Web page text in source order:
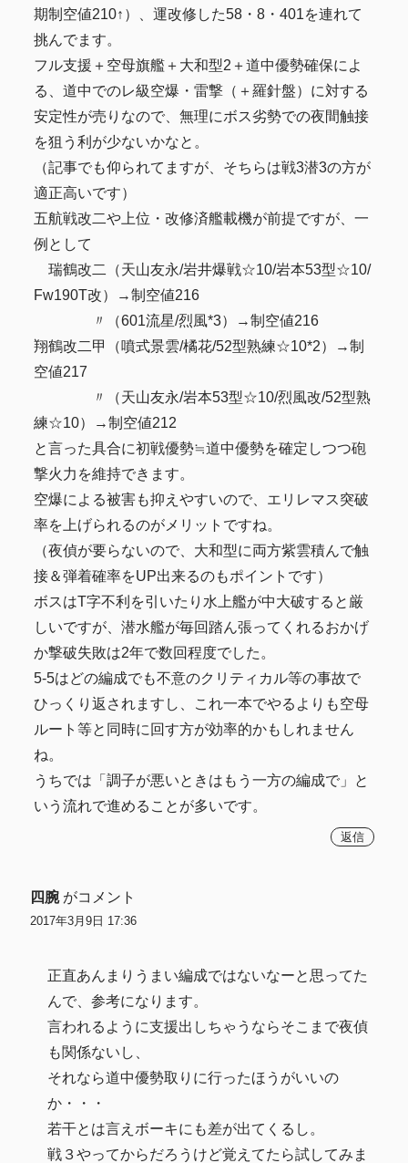
期制空値210↑）、運改修した58・8・401を連れて
挑んでます。
フル支援＋空母旗艦＋大和型2＋道中優勢確保によ
る、道中でのレ級空爆・雷撃（＋羅針盤）に対する
安定性が売りなので、無理にボス劣勢での夜間触接
を狙う利が少ないかなと。
（記事でも仰られてますが、そちらは戦3潜3の方が
適正高いです）
五航戦改二や上位・改修済艦載機が前提ですが、一
例として
瑞鶴改二（天山友永/岩井爆戦☆10/岩本53型☆10/
Fw190T改）→制空値216
〃（601流星/烈風*3）→制空値216
翔鶴改二甲（噴式景雲/橘花/52型熟練☆10*2）→制
空値217
〃（天山友永/岩本53型☆10/烈風改/52型熟
練☆10）→制空値212
と言った具合に初戦優勢≒道中優勢を確定しつつ砲
撃火力を維持できます。
空爆による被害も抑えやすいので、エリレマス突破
率を上げられるのがメリットですね。
（夜偵が要らないので、大和型に両方紫雲積んで触
接＆弾着確率をUP出来るのもポイントです）
ボスはT字不利を引いたり水上艦が中大破すると厳
しいですが、潜水艦が毎回踏ん張ってくれるおかげ
か撃破失敗は2年で数回程度でした。
5-5はどの編成でも不意のクリティカル等の事故で
ひっくり返されますし、これ一本でやるよりも空母
ルート等と同時に回す方が効率的かもしれません
ね。
うちでは「調子が悪いときはもう一方の編成で」と
いう流れで進めることが多いです。
返信
四腕 がコメント
2017年3月9日 17:36
正直あんまりうまい編成ではないなーと思ってた
んで、参考になります。
言われるように支援出しちゃうならそこまで夜偵
も関係ないし、
それなら道中優勢取りに行ったほうがいいの
か・・・
若干とは言えボーキにも差が出てくるし。
戦３やってからだろうけど覚えてたら試してみま